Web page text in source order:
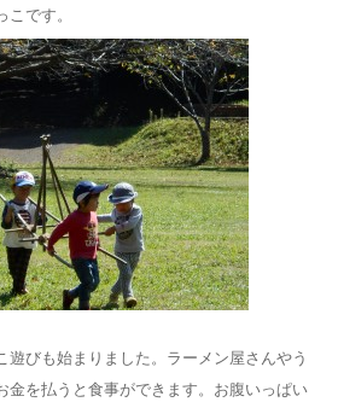
です。
遊びも始まりました。ラーメン屋さんやう
金を払うと食事ができます。お腹いっぱい